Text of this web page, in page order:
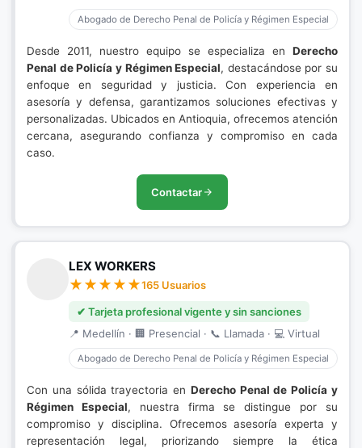
Abogado de Derecho Penal de Policía y Régimen Especial
Desde 2011, nuestro equipo se especializa en Derecho
Penal de Policía y Régimen Especial, destacándose por su
enfoque en seguridad y justicia. Con experiencia en
asesoría y defensa, garantizamos soluciones efectivas y
personalizadas. Ubicados en Antioquia, ofrecemos atención
cercana, asegurando confianza y compromiso en cada
caso.
Contactar
LEX WORKERS
165 Usuarios
✔ Tarjeta profesional vigente y sin sanciones
📍 Medellín · 🏢 Presencial · 📞 Llamada · 💻 Virtual
Abogado de Derecho Penal de Policía y Régimen Especial
Con una sólida trayectoria en Derecho Penal de Policía y
Régimen Especial, nuestra firma se distingue por su
compromiso y disciplina. Ofrecemos asesoría experta y
representación legal, priorizando siempre la ética